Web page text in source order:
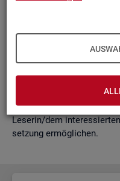
sam­men­ge­fasst. Damit
werk zu zen­tra­len
markt- und
grif­fe in kur­zer Form
ren­den
Le­se­rin/dem
set­zung er­mög­li­chen.